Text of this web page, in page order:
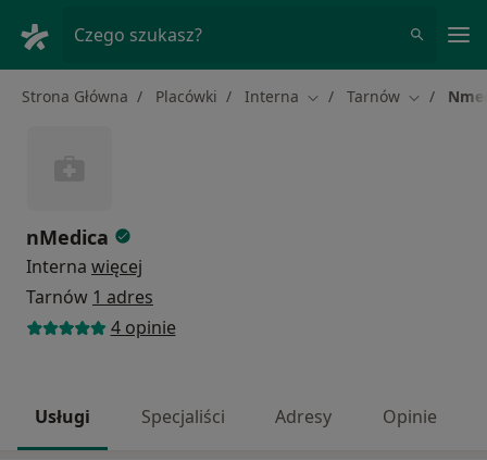
Czego szukasz?
Strona Główna Placówki Interna Zmień miasto
Tarnów Zmień
nMedica
Interna więcej
Tarnów 1 adres
4 opinie
Usługi Specjaliści Adresy Opinie